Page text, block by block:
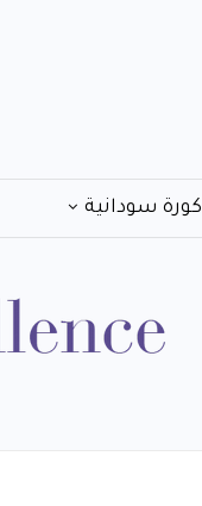
كورة سودانية